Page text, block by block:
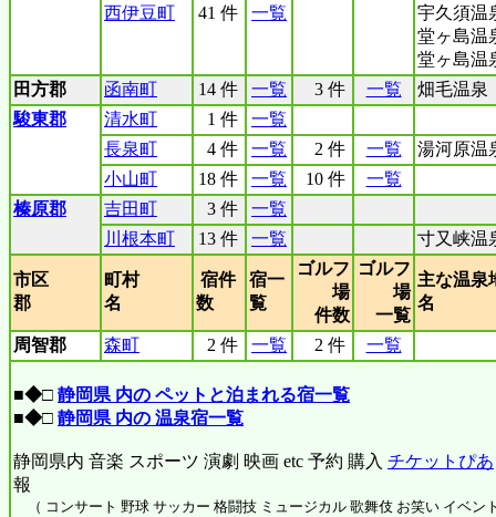
西伊豆町
41 件 一覧
宇久須温
堂ヶ島温
堂ヶ島温
田方郡
函南町 14 件 一覧 3 件 一覧
畑毛温泉
駿東郡
清水町 1 件
一覧
長泉町
4 件 一覧 2 件 一覧
湯河原温
小山町
18 件 一覧 10 件
一覧
榛原郡
吉田町 3 件
一覧
川根本町
13 件 一覧 寸又峡温
市区
郡
町村
名
宿件
数
宿一
覧
ゴルフ
場
件数
ゴルフ
場
一覧
主な温泉
名
周智郡 森町 2 件 一覧 2 件 一覧
■◆□ 静岡県 内の ペットと泊まれる宿一覧
■◆□ 静岡県 内の 温泉宿一覧
静岡県内 音楽 スポーツ 演劇 映画 etc 予約 購入 チケットぴあ
報
（ コンサート 野球 サッカー 格闘技 ミュージカル 歌舞伎 お笑い イベン